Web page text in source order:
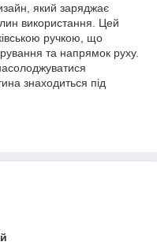
який заряджає
використання. Цей
ручкою, що
та напрямок руху.
знаходиться під